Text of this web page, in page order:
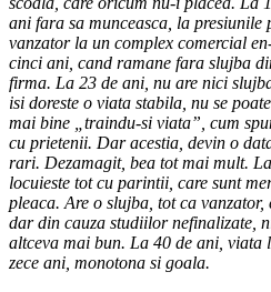
ani fara sa munceasca, la presiunile
vanzator la un complex comercial
cinci ani, cand ramane fara slujba
firma. La 23 de ani, nu are nici
isi doreste o viata stabila, nu se
mai bine „traindu-si viata”, cum
cu prietenii. Dar acestia, devin o
rari. Dezamagit, bea tot mai mult.
locuieste tot cu parintii, care sunt
pleaca. Are o slujba, tot ca vanzator,
dar din cauza studiilor nefinalizate,
altceva mai bun. La 40 de ani, viata
zece ani, monotona si goala.